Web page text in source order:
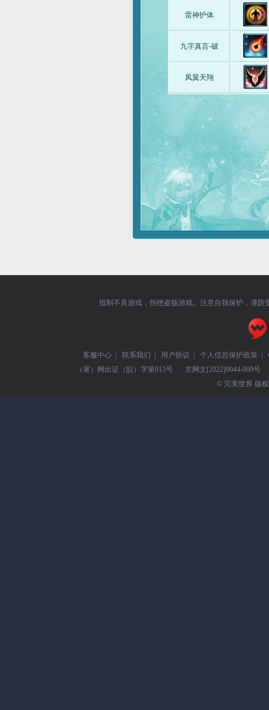
雷神护体
九字真言-破
凤翼天翔
抵制不良游戏，拒绝盗版游戏。注意自我保护，谨防
客服中心 | 联系我们 | 用户协议 | 个人信息保护政策 |
（署）网出证（皖）字第013号
京网文[2022]0044-009号
© 完美世界 版权